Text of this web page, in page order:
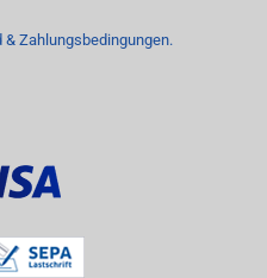
& Zahlungsbedingungen.